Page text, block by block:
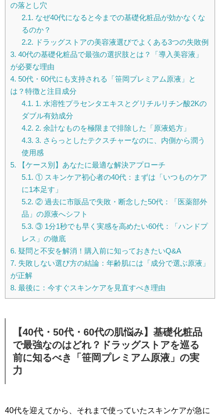
の落とし穴
2.1. なぜ40代になると今までの基礎化粧品が効かなくな
るのか？
2.2. ドラッグストアの美容液選びでよくある3つの失敗例
3. 40代の基礎化粧品で最強の選択肢とは？「導入美容液」
が必要な理由
4. 50代・60代にも支持される「笹岡プレミアム原液」と
は？特徴と注目成分
4.1. 1. 水溶性プラセンタエキスとグリチルリチン酸2Kの
ダブル有効成分
4.2. 2. 余計なものを極限まで排除した「原液処方」
4.3. 3. さらっとしたテクスチャーなのに、内側から潤う
使用感
5. 【ケース別】あなたに最適な解決アプローチ
5.1. ① スキンケア初心者の40代：まずは「いつものケア
に1本足す」
5.2. ② 過去に市販品で失敗・断念した50代：「医薬部外
品」の原液へシフト
5.3. ③ 1分1秒でも早く実感を高めたい60代：「ハンドプ
レス」の徹底
6. 疑問と不安を解消！購入前に知っておきたいQ&A
7. 失敗しない選び方の結論：年齢肌には「成分で選ぶ原液」
が正解
8. 最後に：今すぐスキンケアを見直すべき理由
【40代・50代・60代の肌悩み】基礎化粧品
で最強なのはどれ？ドラッグストアを巡る
前に知るべき「笹岡プレミアム原液」の実
力
40代を迎えてから、それまで使っていたスキンケアが急に